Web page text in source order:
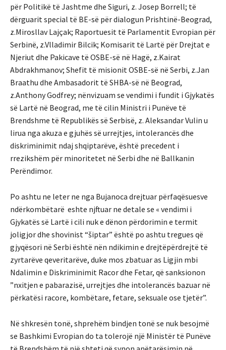
për Politikë të Jashtme dhe Siguri, z. Josep Borrell; të
dërguarit special të BE-së për dialogun Prishtinë-Beograd,
z.Mirosllav Lajçak; Raportuesit të Parlamentit Evropian për
Serbinë, z.Vlladimir Bilcik; Komisarit të Lartë për Drejtat e
Njeriut dhe Pakicave të OSBE-së në Hagë, z.Kairat
Abdrakhmanov; Shefit të misionit OSBE-së në Serbi, z.Jan
Braathu dhe Ambasadorit të SHBA-së në Beograd,
z.Anthony Godfrey; nënvizuam se vendimi i fundit i Gjykatës
së Lartë në Beograd, me të cilin Ministri i Punëve të
Brendshme të Republikës së Serbisë, z. Aleksandar Vulin u
lirua nga akuza e gjuhës së urrejtjes, intolerancës dhe
diskriminimit ndaj shqiptarëve, është precedent i
rrezikshëm për minoritetet në Serbi dhe në Ballkanin
Perëndimor.
Po ashtu ne leter ne nga Bujanoca drejtuar përfaqësuesve
ndërkombëtarë eshte njftuar ne detale se « vendimi i
Gjykatës së Lartë i cili nuk e dënon përdorimin e termit
joligjor dhe shovinist “šiptar” është po ashtu tregues që
gjyqësori në Serbi është nën ndikimin e drejtëpërdrejtë të
zyrtarëve qeveritarëve, duke mos zbatuar as Ligjin mbi
Ndalimin e Diskriminimit Racor dhe Fetar, që sanksionon
”nxitjen e pabarazisë, urrejtjes dhe intolerancës bazuar në
përkatësi racore, kombëtare, fetare, seksuale ose tjetër”.
Në shkresën tonë, shprehëm bindjen tonë se nuk besojmë
se Bashkimi Evropian do ta tolerojë një Ministër të Punëve